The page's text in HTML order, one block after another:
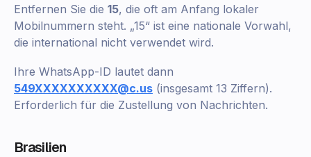
Entfernen Sie die 15, die oft am Anfang lokaler
Mobilnummern steht. „15“ ist eine nationale Vorwahl,
die international nicht verwendet wird.
Ihre WhatsApp-ID lautet dann
549XXXXXXXXXX@c.us (insgesamt 13 Ziffern).
Erforderlich für die Zustellung von Nachrichten.
Brasilien